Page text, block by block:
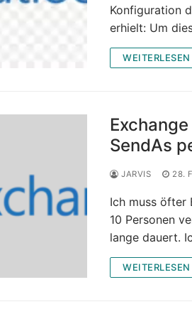
Konfiguration
erhielt: Um
SendAs
JARVIS 28.
Ich muss öfter
10 Personen
lange dauert.